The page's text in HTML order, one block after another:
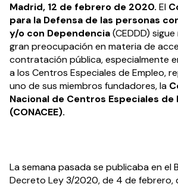
Madrid, 12 de febrero de 2020. El
para la Defensa de las personas
y/o con Dependencia(CEDDD)
gran preocupación en materia de
contratación pública, especialmente
a los Centros Especiales de Empleo,
uno de sus miembros fundadores, la
Nacional de Centros Especiales de
(CONACEE).
La semana pasada se publicaba en el
Decreto Ley 3/2020, de 4 de febrero,